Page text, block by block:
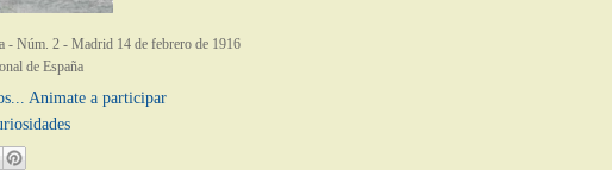
- Núm. 2 - Madrid 14 de febrero de 1916
de España
Animate a participar